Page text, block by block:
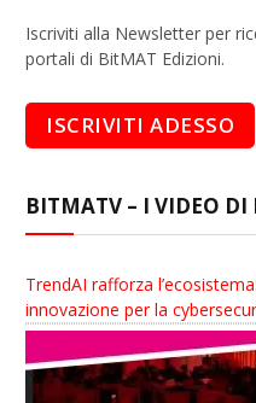
Iscriviti alla Newsletter per
portali di BitMAT Edizioni.
BITMATV – I VIDEO
TrendAI rafforza
innovazione per la